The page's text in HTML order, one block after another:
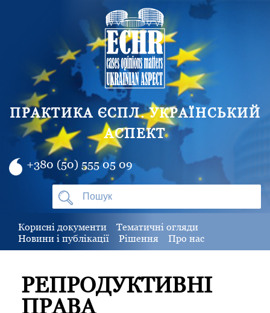
ПРАКТИКА ЄСПЛ. УКРАЇНСЬКИЙ
АСПЕКТ
+380 (50) 555 05 09
Корисні документи
Тематичні огляди
Новини і публікації
Рішення Про нас
РЕПРОДУКТИВНІ
ПРАВА